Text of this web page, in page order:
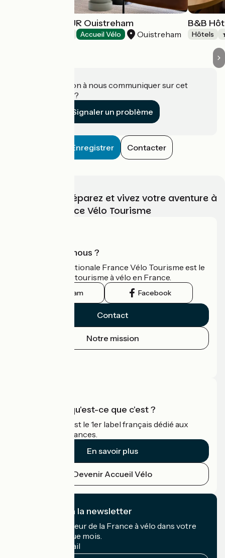
Hôtel THALAZUR Ouistreham
Accueil Vélo Ouistreham
B&B
Hôtels
Une information à nous communiquer sur cet
établissement ?
Signaler un problème
Enregistrer Contacter
Choisissez, préparez et vivez votre aventure à
vélo avec France Vélo Tourisme
Qui sommes-nous ?
L'association nationale France Vélo Tourisme est le
guide officiel du tourisme à vélo en France.
Instagram Facebook
Contact
Notre mission
Accueil Vélo qu'est-ce que c'est ?
Accueil Vélo c'est le 1er label français dédié aux
cyclistes en vacances.
En savoir plus
Devenir Accueil Vélo
Je m'abonne à la newsletter
Recevez le meilleur de la France à vélo dans votre
boîte mail chaque mois.
Mon adresse mail